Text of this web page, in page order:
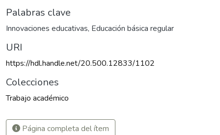
Palabras clave
Innovaciones educativas, Educación básica regular
URI
https://hdl.handle.net/20.500.12833/1102
Colecciones
Trabajo académico
Página completa del ítem